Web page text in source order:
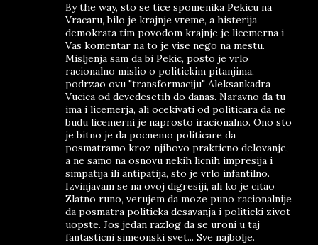
By the way, sto se tice spomenika Pekicu na
Vracaru, bilo je krajnje vreme, a histerija
demokrata tim povodom krajnje je licemerna i
Vas komentar na to je vise nego na mestu.
Misljenja sam da bi Pekic, posto je vrlo
racionalno mislio o politickim pitanjima,
podrzao ovu "transformaciju" Aleksankadra
Vucica od devedesetih do danas. Naravno da tu
ima i licemerja, ali ocekivati od politicara da ne
budu licemerni je naprosto iracionalno. Ono sto
je bitno je da pocnemo politicare da
posmatramo kroz njihovo prakticno delovanje,
a ne samo na osnovu nekih licnih impresija i
simpatija ili antipatija, sto je vrlo infantilno.
Izvinjavam se na ovoj digresiji, ali ko je citao
Zlatno runo, verujem da moze puno racionalnije
da posmatra politicka desavanja i politicki zivot
uopste. Jos jedan razlog da se uroni u taj
fantasticni simeonski svet... Sve najbolje.